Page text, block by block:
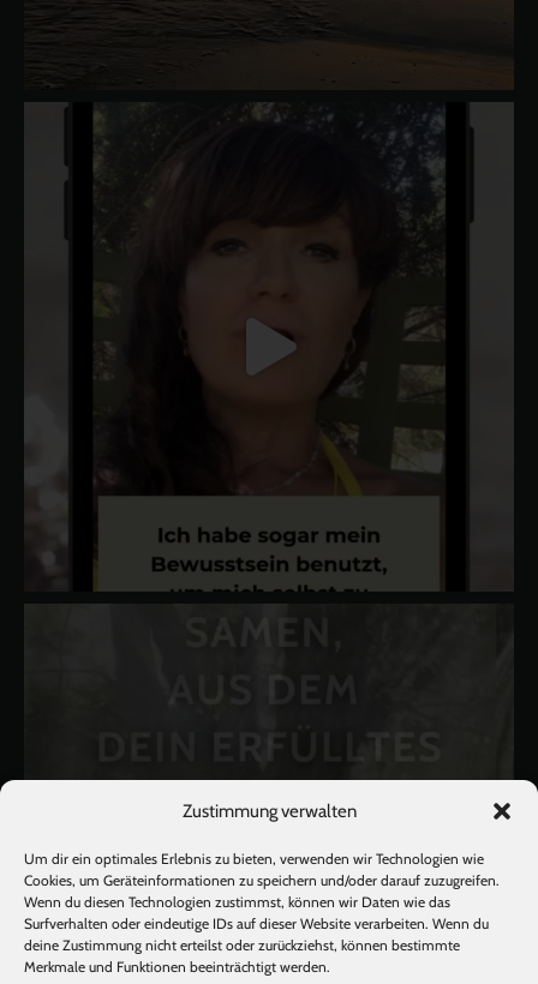
Zustimmung verwalten
Um dir ein optimales Erlebnis zu bieten, verwenden wir Technologien wie
Cookies, um Geräteinformationen zu speichern und/oder darauf zuzugreifen.
Wenn du diesen Technologien zustimmst, können wir Daten wie das
Surfverhalten oder eindeutige IDs auf dieser Website verarbeiten. Wenn du
deine Zustimmung nicht erteilst oder zurückziehst, können bestimmte
Merkmale und Funktionen beeinträchtigt werden.